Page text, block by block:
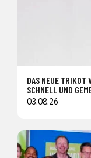
DAS NEUE TRIKOT
SCHNELL UND
03.08.26